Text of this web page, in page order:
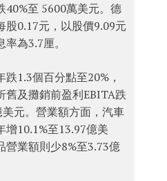
40%至 5600萬美元。德
股0.17元，以股價9.09元
為3.7厘。
1.3個百分點至20%，
舊及攤銷前盈利EBITA跌
美元。營業額方面，汽車
增10.1%至13.97億美
營業額則少8%至3.73億